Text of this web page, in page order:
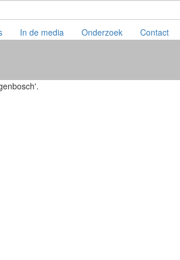
In de media Onderzoek Contact